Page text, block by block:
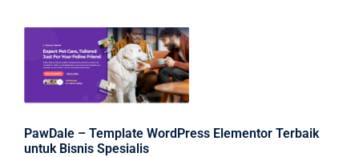
PawDale – Template WordPress Elementor Terbaik
untuk Bisnis Spesialis